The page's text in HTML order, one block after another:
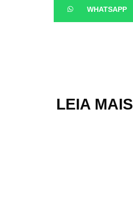
WHATSAPP
LEIA MAIS